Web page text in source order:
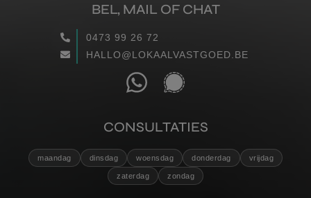
BEL, MAIL OF CHAT
0473 99 26 72
HALLO@LOKAALVASTGOED.BE
CONSULTATIES
maandag dinsdag woensdag donderdag vrijdag
zaterdag zondag